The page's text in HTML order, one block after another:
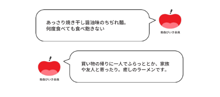
Twitter
Facebook
Line